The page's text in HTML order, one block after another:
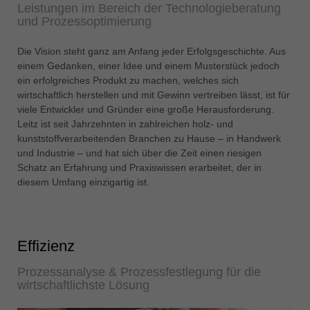
türkçe
english
Việt Nam
tiếng việt
中国
中文
ประเทศไทย
ไทย
Leistungen im Bereich der Technologieberatung
und Prozessoptimierung
Die Vision steht ganz am Anfang jeder Erfolgsgeschichte. Aus
einem Gedanken, einer Idee und einem Musterstück jedoch
ein erfolgreiches Produkt zu machen, welches sich
wirtschaftlich herstellen und mit Gewinn vertreiben lässt, ist für
viele Entwickler und Gründer eine große Herausforderung.
Leitz ist seit Jahrzehnten in zahlreichen holz- und
kunststoffverarbeitenden Branchen zu Hause – in Handwerk
und Industrie – und hat sich über die Zeit einen riesigen
Schatz an Erfahrung und Praxiswissen erarbeitet, der in
diesem Umfang einzigartig ist.
Effizienz
Prozessanalyse & Prozessfestlegung für die
wirtschaftlichste Lösung